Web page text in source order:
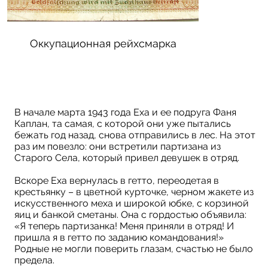
В начале марта 1943 года Еха и ее подруга Фаня
Каплан, та самая, с которой они уже пытались
бежать год назад, снова отправились в лес. На этот
раз им повезло: они встретили партизана из
Старого Села, который привел девушек в отряд.
Вскоре Еха вернулась в гетто, переодетая в
крестьянку – в цветной курточке, черном жакете из
искусственного меха и широкой юбке, с корзиной
яиц и банкой сметаны. Она с гордостью объявила:
«Я теперь партизанка! Меня приняли в отряд! И
пришла я в гетто по заданию командования!»
Родные не могли поверить глазам, счастью не было
предела.
Оккупационная рейхсмарка